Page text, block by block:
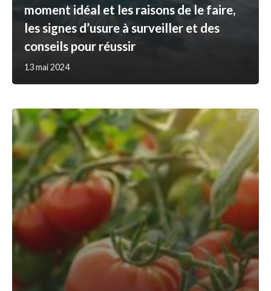
moment idéal et les raisons de le faire,
les signes d’usure à surveiller et des
conseils pour réussir
13 mai 2024